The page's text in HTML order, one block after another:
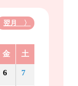
翌月 〉
金 土
6 7